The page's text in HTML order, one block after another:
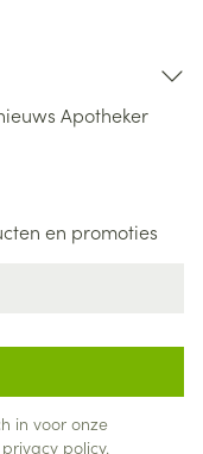
Apotheker
en promoties
in voor onze
privacy policy.